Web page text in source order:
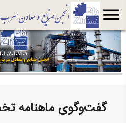
menu
گفت‌وگوی ماهنامه